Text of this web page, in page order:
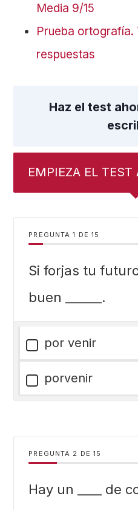
Media 9/15
Prueba
respuestas
Haz el test
EMPIEZA EL
PREGUNTA DE 15
Si forjas tu
buen ______.
por venir
porvenir
PREGUNTA DE 15
Hay un ____ de